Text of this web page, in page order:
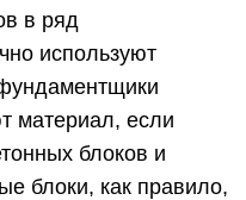
в ряд
используют
материал, если
блоков и
блоки, как правило,